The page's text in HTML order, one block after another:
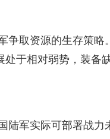
争取资源的生存策
于相对弱势，装备
陆军实际可部署战